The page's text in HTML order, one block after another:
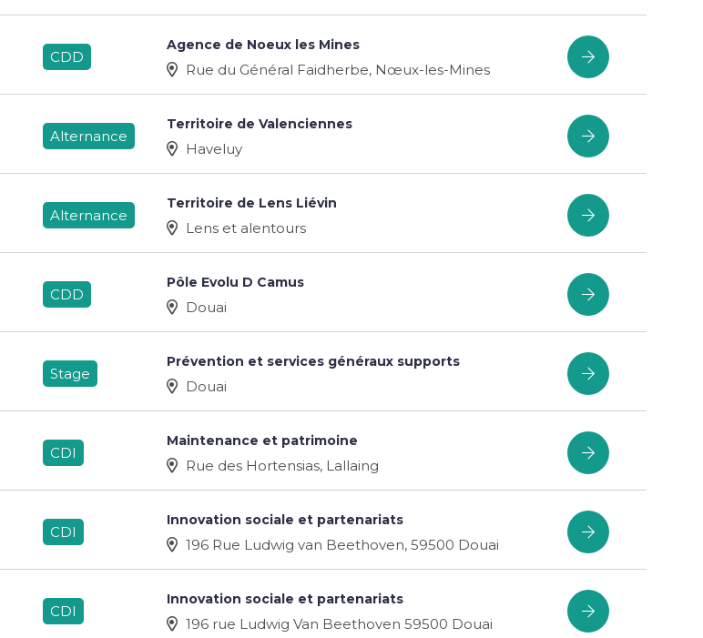
CDD
Agence de Noeux les Mines
Rue du Général Faidherbe, Nœux-les-Mines
Alternance
Territoire de Valenciennes
Haveluy
Alternance
Territoire de Lens Liévin
Lens et alentours
CDD
Pôle Evolu D Camus
Douai
Stage
Prévention et services généraux supports
Douai
CDI
Maintenance et patrimoine
Rue des Hortensias, Lallaing
CDI
Innovation sociale et partenariats
196 Rue Ludwig van Beethoven, 59500 Douai
CDI
Innovation sociale et partenariats
196 rue Ludwig Van Beethoven 59500 Douai